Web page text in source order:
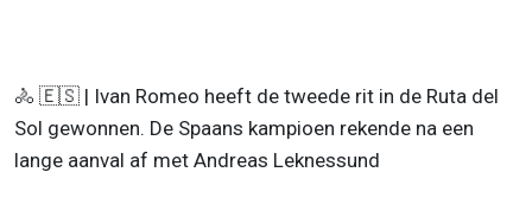
🚴 🇪🇸 | Ivan Romeo heeft de tweede rit in de Ruta del
Sol gewonnen. De Spaans kampioen rekende na een
lange aanval af met Andreas Leknessund